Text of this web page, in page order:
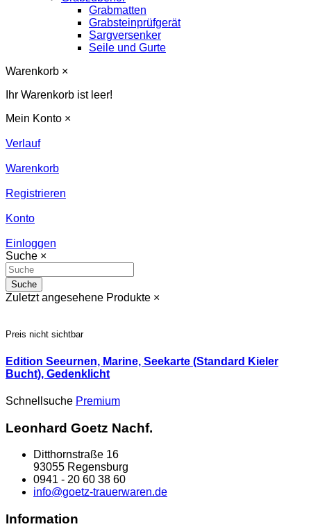
Grabmatten
Grabsteinprüfgerät
Sargversenker
Seile und Gurte
Warenkorb ×
Ihr Warenkorb ist leer!
Mein Konto ×
Verlauf
Warenkorb
Registrieren
Konto
Einloggen
Suche ×
Suche
Zuletzt angesehene Produkte ×
Preis nicht sichtbar
Edition Seeurnen, Marine, Seekarte (Standard Kieler
Bucht), Gedenklicht
Schnellsuche Premium
Leonhard Goetz Nachf.
Ditthornstraße 16
93055 Regensburg
0941 - 20 60 38 60
info@goetz-trauerwaren.de
Information